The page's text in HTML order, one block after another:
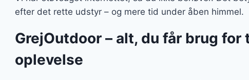
efter det rette udstyr – og mere tid under åben himmel.
GrejOutdoor – alt, du får brug
oplevelse